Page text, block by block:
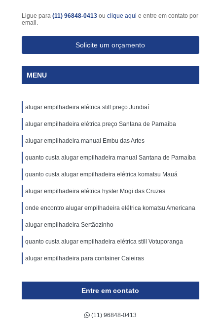
Ligue para (11) 96848-0413 ou clique aqui e entre em contato por
email.
Solicite um orçamento
MENU
alugar empilhadeira elétrica still preço Jundiaí
alugar empilhadeira elétrica preço Santana de Parnaíba
alugar empilhadeira manual Embu das Artes
quanto custa alugar empilhadeira manual Santana de Parnaíba
quanto custa alugar empilhadeira elétrica komatsu Mauá
alugar empilhadeira elétrica hyster Mogi das Cruzes
onde encontro alugar empilhadeira elétrica komatsu Americana
alugar empilhadeira Sertãozinho
quanto custa alugar empilhadeira elétrica still Votuporanga
alugar empilhadeira para container Caieiras
Entre em contato
(11) 96848-0413